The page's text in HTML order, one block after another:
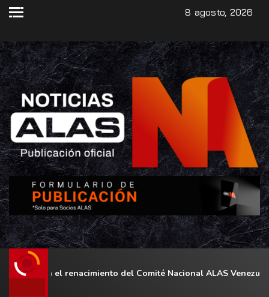
8 agosto, 2026
el renacimiento del Comité Nacional ALAS Venezuela